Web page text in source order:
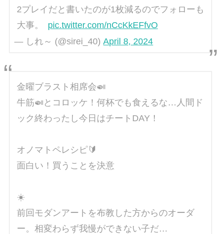
2プレイだと書いたのが1枚減るのでフォローも
大事。
pic.twitter.com/nCcKkEFfvO
— しれ～ (@sirei_40)April 8, 2024
金曜ブラスト相席会🍛
牛筋🍛とコロッケ！何杯でも食えるな…人間ド
ック終わったし今日はチートDAY！
オノマトペレシピ🔰
面白い！買うことを決意
☀️
前回モダンアートを布教した方からのオーダ
ー。相変わらず我慢ができない子だ…